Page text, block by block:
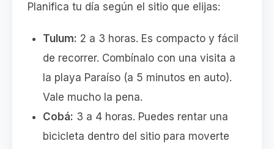
Planifica tu día según el sitio que elijas:
Tulum: 2 a 3 horas. Es compacto y fácil
de recorrer. Combínalo con una visita a
la playa Paraíso (a 5 minutos en auto).
Vale mucho la pena.
Cobá: 3 a 4 horas. Puedes rentar una
bicicleta dentro del sitio para moverte